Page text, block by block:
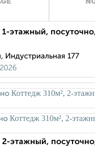
этажный,
Индустриальная 177
2-этажный,